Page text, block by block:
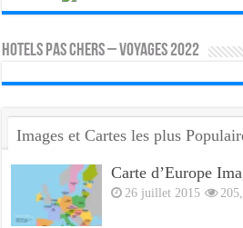
HOTELS PAS CHERS – VOYAGES 2022
Images et Cartes les plus
Carte d’Europe
26 juillet 2015